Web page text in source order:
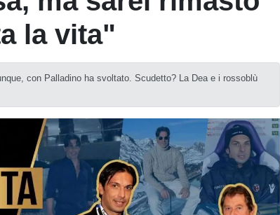
la vita"
con Palladino ha svoltato. Scudetto? La Dea e i rossoblù